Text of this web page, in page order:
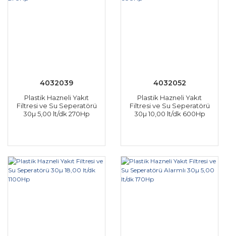
4032039
Plastik Hazneli Yakıt
Filtresi ve Su Seperatörü
30µ 5,00 lt/dk 270Hp
4032052
Plastik Hazneli Yakıt
Filtresi ve Su Seperatörü
30µ 10,00 lt/dk 600Hp